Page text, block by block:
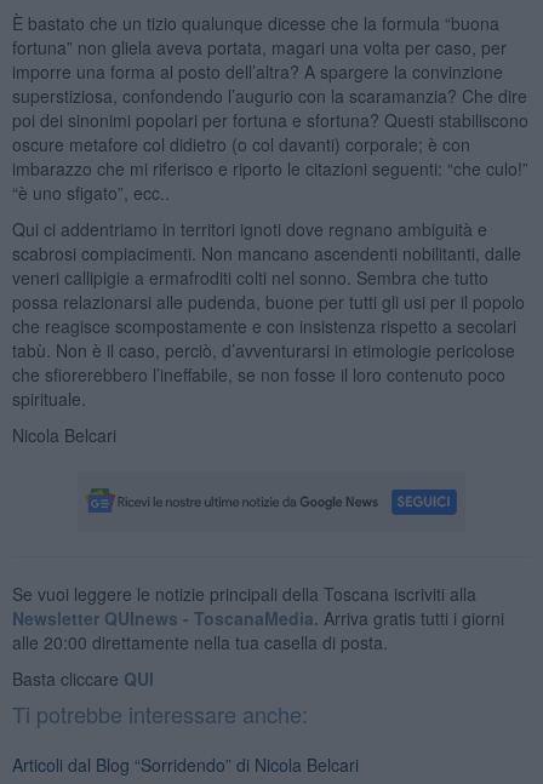
È bastato che un tizio qualunque dicesse che la formula “buona
fortuna” non gliela aveva portata, magari una volta per caso, per
imporre una forma al posto dell’altra? A spargere la convinzione
superstiziosa, confondendo l’augurio con la scaramanzia? Che dire
poi dei sinonimi popolari per fortuna e sfortuna? Questi stabiliscono
oscure metafore col didietro (o col davanti) corporale; è con
imbarazzo che mi riferisco e riporto le citazioni seguenti: “che culo!”
“è uno sfigato”, ecc..
Qui ci addentriamo in territori ignoti dove regnano ambiguità e
scabrosi compiacimenti. Non mancano ascendenti nobilitanti, dalle
veneri callipigie a ermafroditi colti nel sonno. Sembra che tutto
possa relazionarsi alle pudenda, buone per tutti gli usi per il popolo
che reagisce scompostamente e con insistenza rispetto a secolari
tabù. Non è il caso, perciò, d’avventurarsi in etimologie pericolose
che sfiorerebbero l’ineffabile, se non fosse il loro contenuto poco
spirituale.
Nicola Belcari
Se vuoi leggere le notizie principali della Toscana iscriviti alla
Newsletter QUInews - ToscanaMedia. Arriva gratis tutti i giorni
alle 20:00 direttamente nella tua casella di posta.
Basta cliccare QUI
Ti potrebbe interessare anche:
Articoli dal Blog “Sorridendo” di Nicola Belcari